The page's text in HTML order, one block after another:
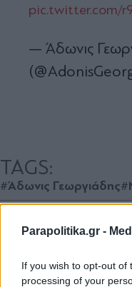
Parapolitika.gr -
If you wish to opt-out of
processing of your
pic.twitter.com/
— Άδωνις
TAGS:
#Άδωνις Γεωργιάδης
News για